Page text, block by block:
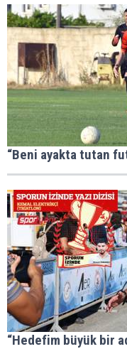
“Beni ayakta tutan
“Hedefim büyük bir